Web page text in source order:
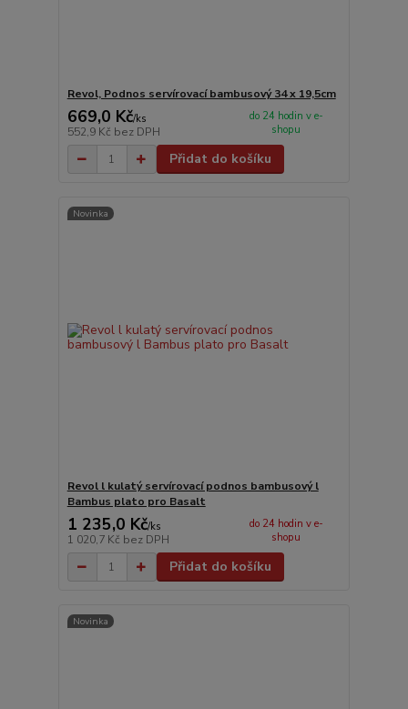
Revol, Podnos servírovací bambusový 34 x 19,5cm
669,0 Kč/ks
552,9 Kč bez DPH
do 24 hodin v e-
shopu
Přidat do košíku
Novinka
Revol l kulatý servírovací podnos bambusový l
Bambus plato pro Basalt
1 235,0 Kč/ks
1 020,7 Kč bez DPH
do 24 hodin v e-
shopu
Přidat do košíku
Novinka